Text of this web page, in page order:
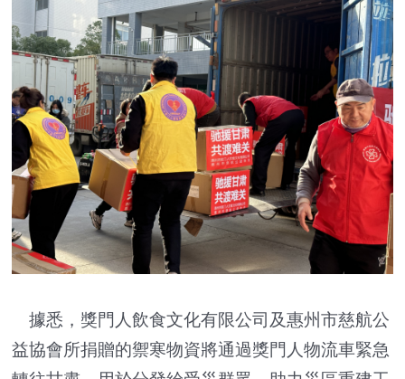
據悉，獎門人飲食文化有限公司及惠州市慈航公
益協會所捐贈的禦寒物資將通過獎門人物流車緊急